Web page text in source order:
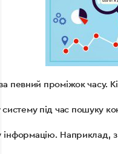
певний проміжок
під час пошуку
інформацію.